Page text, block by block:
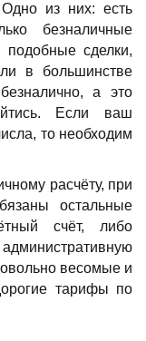
из них: есть
безналичные
сделки,
в большинстве
а это
Если ваш
то необходим
расчёту, при
остальные
счёт, либо
весомые и
тарифы по